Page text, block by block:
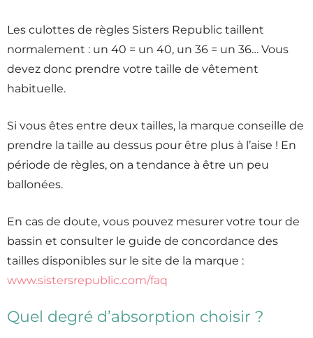
Les culottes de règles Sisters Republic taillent
normalement : un 40 = un 40, un 36 = un 36… Vous
devez donc prendre votre taille de vêtement
habituelle.
Si vous êtes entre deux tailles, la marque conseille de
prendre la taille au dessus pour être plus à l’aise ! En
période de règles, on a tendance à être un peu
ballonées.
En cas de doute, vous pouvez mesurer votre tour de
bassin et consulter le guide de concordance des
tailles disponibles sur le site de la marque :
www.sistersrepublic.com/faq
Quel degré d’absorption choisir ?